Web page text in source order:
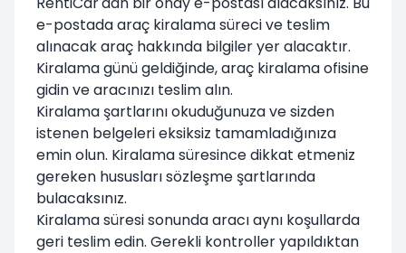
e-postada araç kiralama süreci ve teslim
alınacak araç hakkında bilgiler yer alacaktır.
Kiralama günü geldiğinde, araç kiralama ofisine
gidin ve aracınızı teslim alın.
Kiralama şartlarını okuduğunuza ve sizden
istenen belgeleri eksiksiz tamamladığınıza
emin olun. Kiralama süresince dikkat etmeniz
gereken hususları sözleşme şartlarında
bulacaksınız.
Kiralama süresi sonunda aracı aynı koşullarda
geri teslim edin. Gerekli kontroller yapıldıktan